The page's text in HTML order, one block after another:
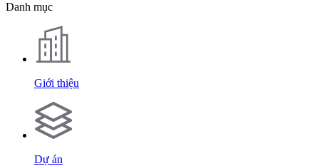
Danh mục
Giới thiệu
Dự án